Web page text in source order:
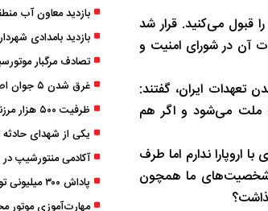
یک عُمر است؛ چرا آن را قبول می‌کنید. قرار شد
بلکه مشکلات آن در شورای امنیت و
تعهدات ایران، گفتند:
ملت می‌شود و اگر هم
مسئله‌ای با اروپارا ندارم اما طرف
شخصیت‌های ما همچون
غرق شدن ۵ جوان اصفهانی در سواحل رامسر